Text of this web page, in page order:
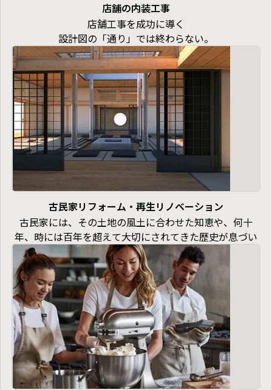
店舗の内装工事
店舗工事を成功に導く
設計図の「通り」では終わらない。
お客様の理想を、職人の技術と経験で“カタチ”にしま
す。
👉 無料相談・見積もりはこちら
店舗工事は、ただ形をつくるだけの仕事ではありませ
ん。
設計者の意図、オーナーの理想、そして現場の状況——
そのすべてを読み取り、確実に“カタチ”にする技術と対
応力が求められます。
私たち旭栄建設は、大工職人としての確かな技術と、現
場管理の豊富な経験を武器に、
飲食店・美容室・物販店など多様な店舗工事において即
戦力の施工会社として評価をいただいています。
古民家リフォーム・再生リノベーション
古民家には、その土地の風土に合わせた知恵や、何十
年、時には百年を超えて大切にされてきた歴史が息づい
ています。
でも、いざ暮らそう・使おうと思うと、「寒い」「使い
づらい」「耐震が心配」など、いろんな不安が出てくる
ものです。
株式会社旭栄建設では、そんなお悩みに丁寧に寄り添い
ながら、古民家を“今”のカタチにフィットさせる再生・
リフォーム工事を行っています。
ご自宅としての再生（断熱・耐震・間取り変更など）
カフェやギャラリー、地域の集いの場としての改修
民泊や宿泊施設としての再生（保健所・消防への対応